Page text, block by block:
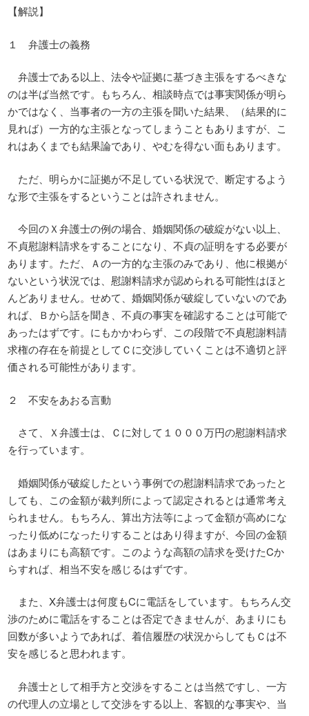
【解説】
１ 弁護士の義務
弁護士である以上、法令や証拠に基づき主張をするべきな
のは半ば当然です。もちろん、相談時点では事実関係が明ら
かではなく、当事者の一方の主張を聞いた結果、（結果的に
見れば）一方的な主張となってしまうこともありますが、こ
れはあくまでも結果論であり、やむを得ない面もあります。
ただ、明らかに証拠が不足している状況で、断定するよう
な形で主張をするということは許されません。
今回のＸ弁護士の例の場合、婚姻関係の破綻がない以上、
不貞慰謝料請求をすることになり、不貞の証明をする必要が
あります。ただ、Ａの一方的な主張のみであり、他に根拠が
ないという状況では、慰謝料請求が認められる可能性はほと
んどありません。せめて、婚姻関係が破綻していないのであ
れば、Ｂから話を聞き、不貞の事実を確認することは可能で
あったはずです。にもかかわらず、この段階で不貞慰謝料請
求権の存在を前提としてＣに交渉していくことは不適切と評
価される可能性があります。
２ 不安をあおる言動
さて、Ｘ弁護士は、Ｃに対して１０００万円の慰謝料請求
を行っています。
婚姻関係が破綻したという事例での慰謝料請求であったと
しても、この金額が裁判所によって認定されるとは通常考え
られません。もちろん、算出方法等によって金額が高めにな
ったり低めになったりすることはあり得ますが、今回の金額
はあまりにも高額です。このような高額の請求を受けたCか
らすれば、相当不安を感じるはずです。
また、X弁護士は何度もCに電話をしています。もちろん交
渉のために電話をすることは否定できませんが、あまりにも
回数が多いようであれば、着信履歴の状況からしてもＣは不
安を感じると思われます。
弁護士として相手方と交渉をすることは当然ですし、一方
の代理人の立場として交渉をする以上、客観的な事実や、当